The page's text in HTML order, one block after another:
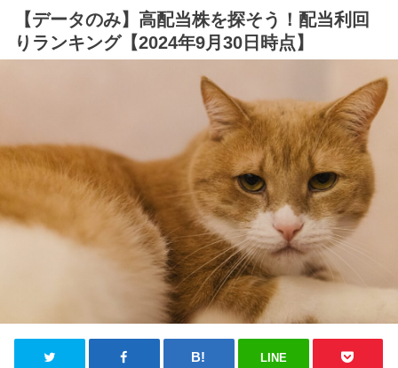
【データのみ】高配当株を探そう！配当利回
りランキング【2024年9月30日時点】
LINE